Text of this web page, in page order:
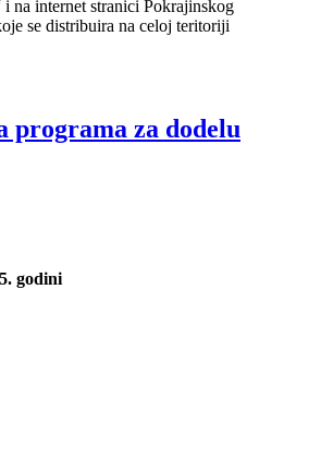
na internet stranici Pokrajinskog
se distribuira na celoj teritoriji
programa za dodelu
godini